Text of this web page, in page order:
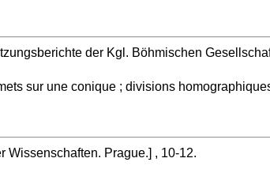
der Kgl. Böhmischen
sur une conique ; divisions
Wissenschaften. Prague.] , 10-12.